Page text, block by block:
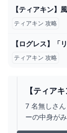
ティアキン 攻略
ティアキン 攻略
【ティア
ら良いの？ ゼルダの伝説ティアキンまとめっち ゼ
ルダの伝
7 名無しさ
ーの中身が